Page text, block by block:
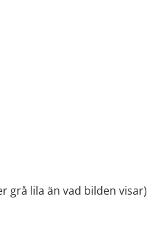
grå lila än vad bilden visar)